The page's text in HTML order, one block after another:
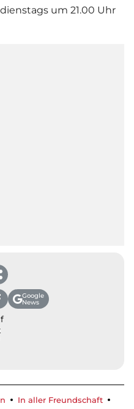
um 21.00 Uhr
Google
News
In aller Freundschaft